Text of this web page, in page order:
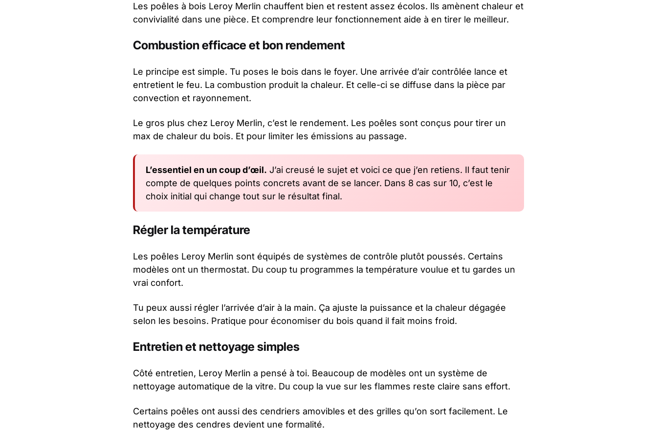
Les poêles à bois Leroy Merlin chauffent bien et restent assez écolos. Ils amènent chaleur et
convivialité dans une pièce. Et comprendre leur fonctionnement aide à en tirer le meilleur.
Combustion efficace et bon rendement
Le principe est simple. Tu poses le bois dans le foyer. Une arrivée d’air contrôlée lance et
entretient le feu. La combustion produit la chaleur. Et celle-ci se diffuse dans la pièce par
convection et rayonnement.
Le gros plus chez Leroy Merlin, c’est le rendement. Les poêles sont conçus pour tirer un
max de chaleur du bois. Et pour limiter les émissions au passage.
L’essentiel en un coup d’œil. J’ai creusé le sujet et voici ce que j’en retiens. Il faut tenir
compte de quelques points concrets avant de se lancer. Dans 8 cas sur 10, c’est le
choix initial qui change tout sur le résultat final.
Régler la température
Les poêles Leroy Merlin sont équipés de systèmes de contrôle plutôt poussés. Certains
modèles ont un thermostat. Du coup tu programmes la température voulue et tu gardes un
vrai confort.
Tu peux aussi régler l’arrivée d’air à la main. Ça ajuste la puissance et la chaleur dégagée
selon les besoins. Pratique pour économiser du bois quand il fait moins froid.
Entretien et nettoyage simples
Côté entretien, Leroy Merlin a pensé à toi. Beaucoup de modèles ont un système de
nettoyage automatique de la vitre. Du coup la vue sur les flammes reste claire sans effort.
Certains poêles ont aussi des cendriers amovibles et des grilles qu’on sort facilement. Le
nettoyage des cendres devient une formalité.